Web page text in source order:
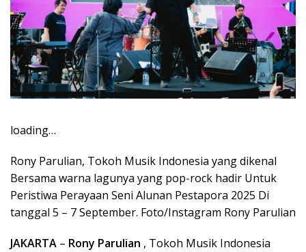
loading…
Rony Parulian, Tokoh Musik Indonesia yang dikenal
Bersama warna lagunya yang pop-rock hadir Untuk
Peristiwa Perayaan Seni Alunan Pestapora 2025 Di
tanggal 5 – 7 September. Foto/Instagram Rony Parulian
JAKARTA – Rony Parulian , Tokoh Musik Indonesia